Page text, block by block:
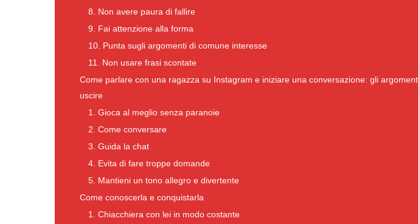
8. Non avere paura di fallire
9. Fai attenzione alla forma
10. Punta sugli argomenti di comune interesse
11. Non usare frasi scontate
Come parlare con una ragazza su Instagram e iniziare una conversazione: gli
uscire
1. Gioca al meglio senza paranoie
2. Come conversare
3. Guida la chat
4. Evita di fare troppe domande
5. Mantieni un tono allegro e divertente
Come conoscerla e conquistarla
1. Chiacchiera con lei in modo costante